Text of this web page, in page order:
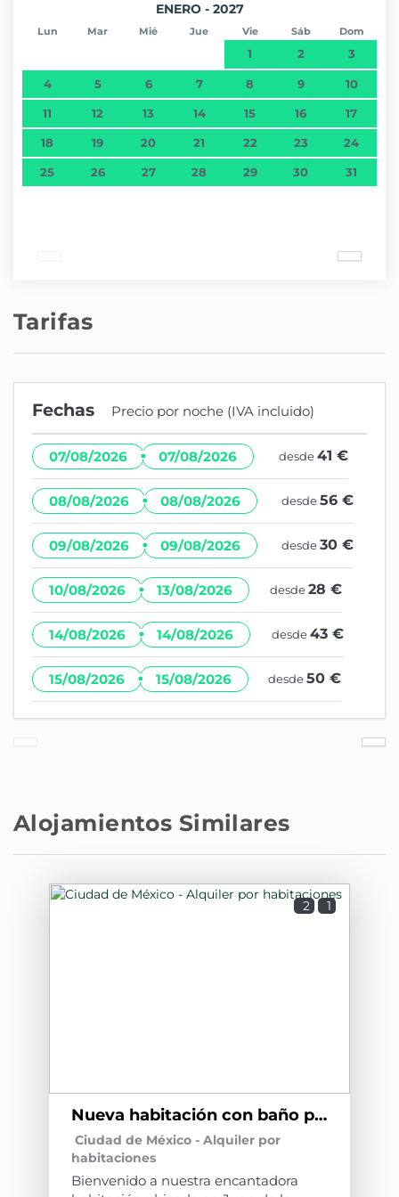
ENERO - 2027
Lun Mar Mié Jue Vie Sáb Dom
1 2 3
4 5 6 7 8 9 10
11 12 13 14 15 16 17
18 19 20 21 22 23 24
25 26 27 28 29 30 31
Tarifas
Fechas Precio por noche (IVA incluido)
07/08/2026 · 07/08/2026 desde41 €
08/08/2026 · 08/08/2026 desde56 €
09/08/2026 · 09/08/2026 desde30 €
10/08/2026 · 13/08/2026 desde28 €
14/08/2026 · 14/08/2026 desde43 €
15/08/2026 · 15/08/2026 desde50 €
Alojamientos Similares
2 1
Nueva habitación con baño privado La Condesa C10
Ciudad de México - Alquiler por
habitaciones
Bienvenido a nuestra encantadora